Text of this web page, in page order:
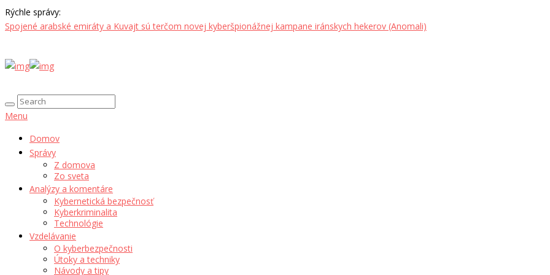
Rýchle správy:
Spojené arabské emiráty a Kuvajt sú terčom novej kyberšpionážnej kampane iránskych hekerov (Anomali)
Menu
Domov
Správy
Z domova
Zo sveta
Analýzy a komentáre
Kybernetická bezpečnosť
Kyberkriminalita
Technológie
Vzdelávanie
O kyberbezpečnosti
Útoky a techniky
Návody a tipy